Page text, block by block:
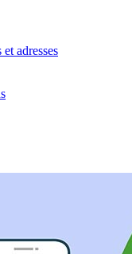
adresses